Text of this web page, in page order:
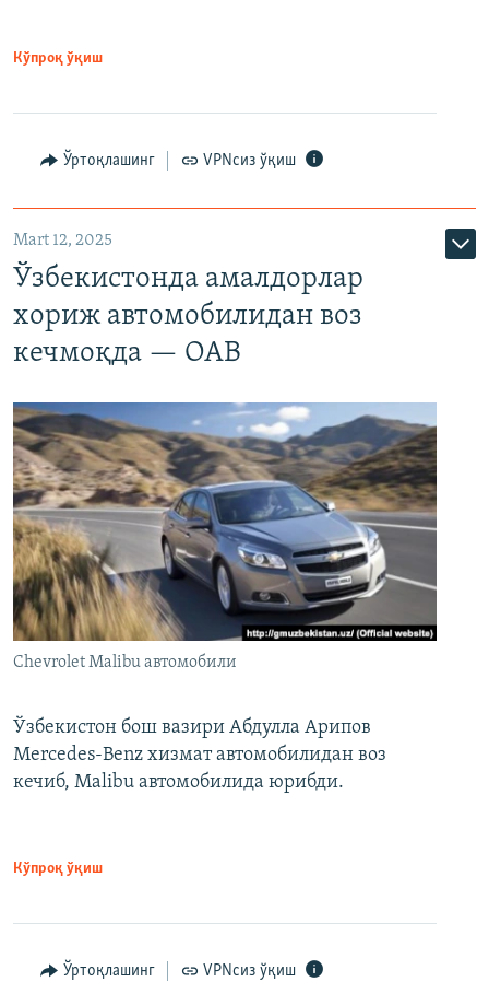
Кўпроқ ўқиш
Ўртоқлашинг VPNсиз ўқиш
Mart 12, 2025
Ўзбекистонда амалдорлар
хориж автомобилидан воз
кечмоқда — ОАВ
Chevrolet Malibu автомобили
Ўзбекистон бош вазири Абдулла Арипов
Mercedes-Benz хизмат автомобилидан воз
кечиб, Malibu автомобилида юрибди.
Кўпроқ ўқиш
Ўртоқлашинг VPNсиз ўқиш